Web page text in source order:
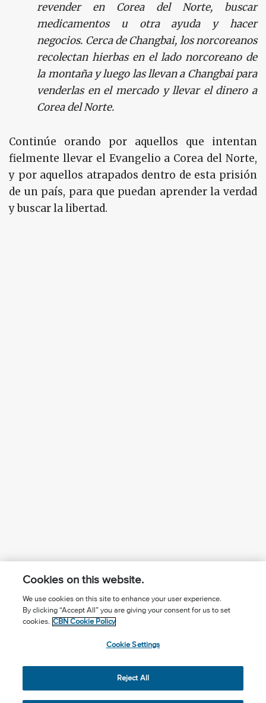
revender en Corea del Norte, buscar
medicamentos u otra ayuda y hacer
negocios. Cerca de Changbai, los norcoreanos
recolectan hierbas en el lado norcoreano de
la montaña y luego las llevan a Changbai para
venderlas en el mercado y llevar el dinero a
Corea del Norte.
Continúe orando por aquellos que intentan
fielmente llevar el Evangelio a Corea del Norte,
y por aquellos atrapados dentro de esta prisión
de un país, para que puedan aprender la verdad
y buscar la libertad.
¿Conoces a Jesús?
Suscríbase al boletín
Seguir Mundo Cristiano
Terms of Use
Cookie Settings
Cookies on this website.
We use cookies on this site to enhance your user experience.
By clicking “Accept All” you are giving your consent for us to set
cookies. CBN Cookie Policy
Cookie Settings
Reject All